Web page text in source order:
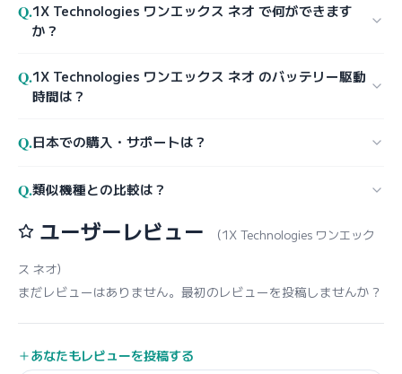
Q.1X Technologies ワンエックス ネオ で何ができます
か？
Q.1X Technologies ワンエックス ネオ のバッテリー駆動
時間は？
Q.日本での購入・サポートは？
Q.類似機種との比較は？
ユーザーレビュー
（1X Technologies ワンエック
ス ネオ）
まだレビューはありません。最初のレビューを投稿しませんか？
あなたもレビューを投稿する